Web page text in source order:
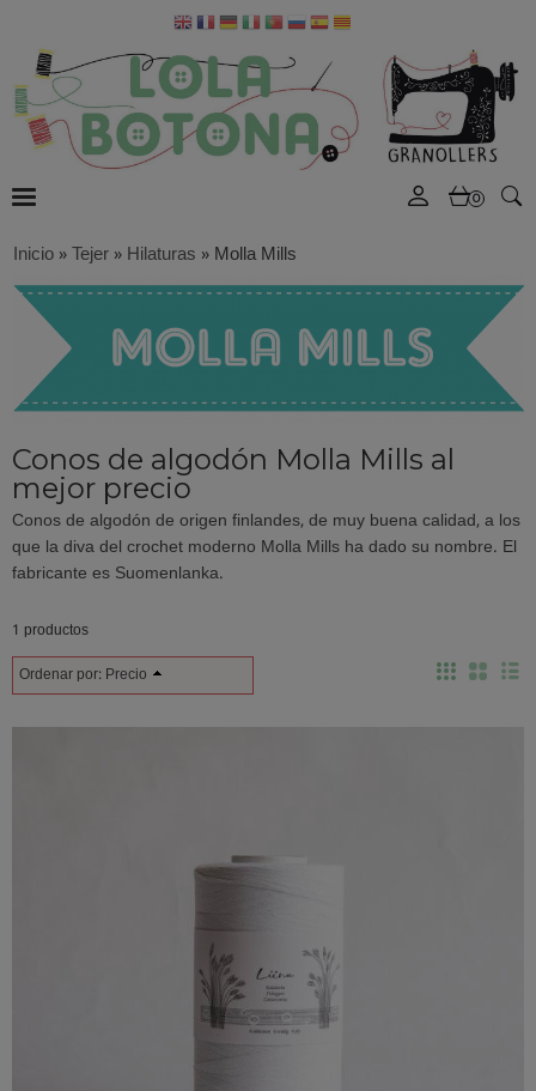
0
Inicio»Tejer»Hilaturas »Molla Mills
Conos de algodón Molla Mills al
mejor precio
Conos de algodón de origen finlandes, de muy buena calidad, a los
que la diva del crochet moderno Molla Mills ha dado su nombre. El
fabricante es Suomenlanka.
1 productos
Ordenar por: Precio